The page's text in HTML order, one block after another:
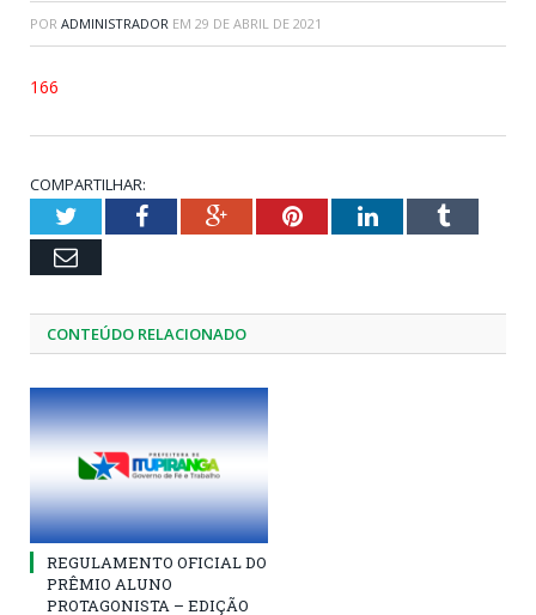
POR ADMINISTRADOR EM 29 DE ABRIL DE 2021
166
COMPARTILHAR:
TwitterFacebookGoogle+PinterestLinkedInTumblr
Email
CONTEÚDO RELACIONADO
REGULAMENTO OFICIAL DO
PRÊMIO ALUNO
PROTAGONISTA – EDIÇÃO